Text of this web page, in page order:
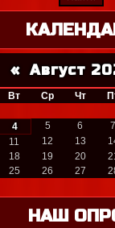
« Август
Вт Ср Чт
4 5 6 7
11 12 13
18 19 20
25 26 27
НАШ